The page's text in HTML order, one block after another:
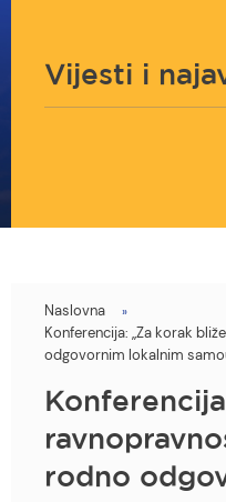
Vijesti i
You
are
here
Naslovna
Konferencija: „Za korak
odgovornim lokalnim
rodno